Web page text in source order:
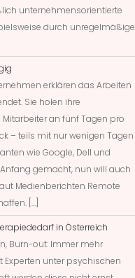
unternehmensorientierte
durch unregelmäßige
erklären das Arbeiten
Sie holen ihre
an fünf Tagen pro
– teils mit nur wenigen Tagen
wie Google, Dell und
gemacht, nun will auch
Medienberichten Remote
[…]
in Österreich
Burn-out: Immer mehr
Experten unter psychischen